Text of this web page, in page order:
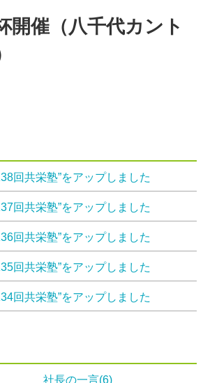
開催（八千代カント
回共栄塾”をアップしました
回共栄塾”をアップしました
回共栄塾”をアップしました
回共栄塾”をアップしました
回共栄塾”をアップしました
社長の一言(6)